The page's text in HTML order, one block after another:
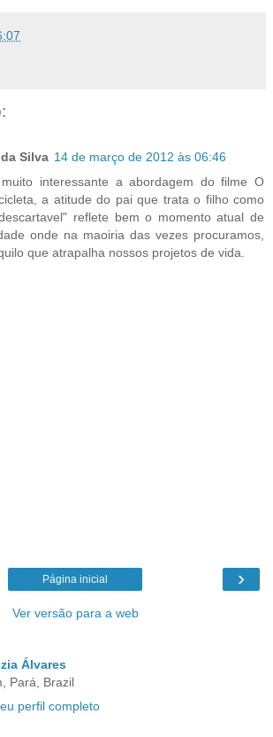
Silva 14 de março de 2012 às 06:46
interessante a abordagem do filme O
a atitude do pai que trata o filho como
reflete bem o momento atual de
onde na maoiria das vezes procuramos,
que atrapalha nossos projetos de vida.
›
Página inicial
Ver versão para a web
Álvares
Pará, Brazil
perfil completo